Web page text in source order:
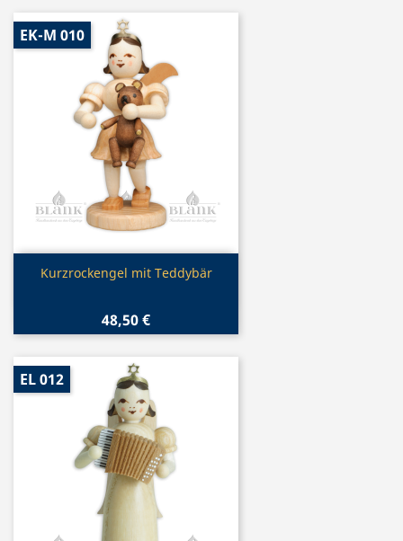
Vorschau
Kurzrockengel mit Teddybär
48,50 €
EK-M 010
EL 012